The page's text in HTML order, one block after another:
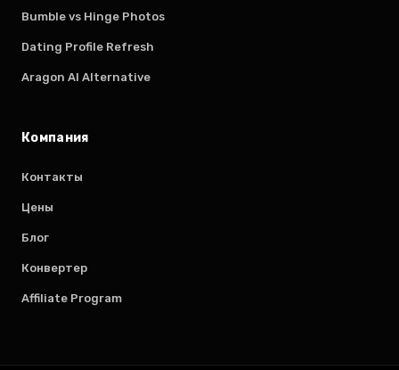
Bumble vs Hinge Photos
Dating Profile Refresh
Aragon AI Alternative
Компания
Контакты
Цены
Блог
Конвертер
Affiliate Program